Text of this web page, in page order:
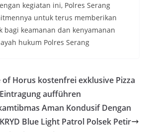
kegiatan ini, Polres Serang
untuk terus memberikan
bagi keamanan dan kenyamanan
hukum Polres Serang
of Horus kostenfrei exklusive Pizza
aufführen
Aman Kondusif Dengan
Blue Light Patrol Polsek Petir